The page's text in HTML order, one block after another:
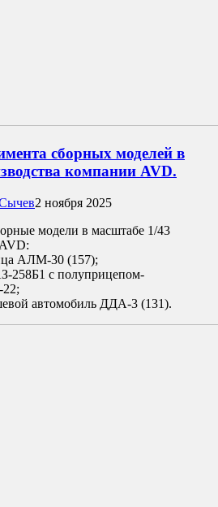
сборных моделей в
компании AVD.
2 ноября 2025
модели в масштабе 1/43
АЛМ-30 (157);
258Б1 с полуприцепом-
автомобиль ДДА-3 (131).